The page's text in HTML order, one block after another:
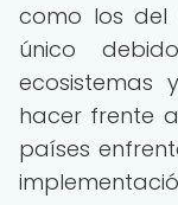
como los del
único
ecosistemas
hacer frente
países